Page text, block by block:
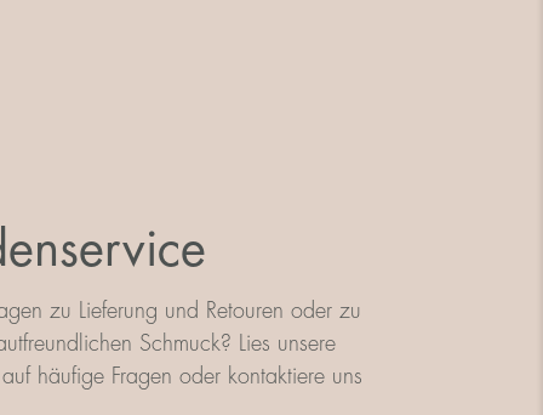
zu Lieferung und Retouren oder zu
Schmuck? Lies unsere
häufige Fragen oder kontaktiere uns